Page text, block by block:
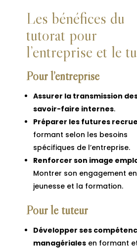
Les bénéfices du
tutorat pour
l’entreprise et le
Pour l’entreprise
Assurer la transmission
savoir-faire internes.
Préparer les futures
formant selon les besoins
spécifiques de l’entreprise.
Renforcer son image
Montrer son engagement
jeunesse et la formation.
Pour le tuteur
Développer ses
managériales en formant